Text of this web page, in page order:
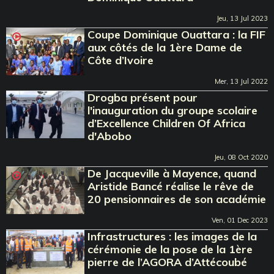
Jeu, 13 Jul 2023
Coupe Dominique Ouattara : la FIF
aux côtés de la 1ère Dame de
Côte d’Ivoire
Mer, 13 Jul 2022
Drogba présent pour
l'inauguration du groupe scolaire
d’Excellence Children Of Africa
d'Abobo
Jeu, 08 Oct 2020
De Jacqueville à Mayence, quand
Aristide Bancé réalise le rêve de
20 pensionnaires de son académie
Ven, 01 Dec 2023
Infrastructures : les images de la
cérémonie de la pose de la 1ère
pierre de l’AGORA d’Attécoubé